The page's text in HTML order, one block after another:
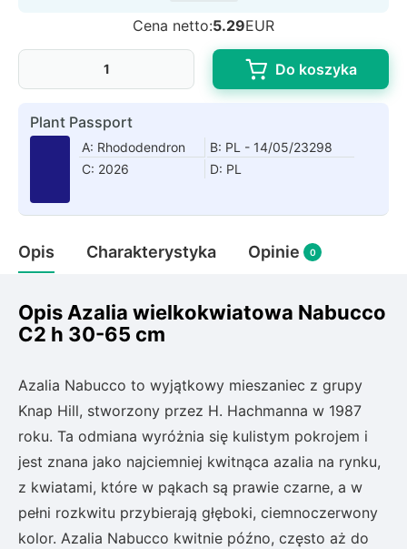
Rudbeckia
Liliowiec
Hakonechoa (trawa bambusowa)
Turzyca (carex)
Różanecznik
Bluszcz
Cena netto:5.29EUR
Do koszyka
Plant Passport
A: Rhododendron
B: PL - 14/05/23298
C: 2026
D: PL
Opis Charakterystyka Opinie 0
Opis Azalia wielkokwiatowa Nabucco
C2 h 30-65 cm
Azalia Nabucco to wyjątkowy mieszaniec z grupy
Knap Hill, stworzony przez H. Hachmanna w 1987
roku. Ta odmiana wyróżnia się kulistym pokrojem i
jest znana jako najciemniej kwitnąca azalia na rynku,
z kwiatami, które w pąkach są prawie czarne, a w
pełni rozkwitu przybierają głęboki, ciemnoczerwony
kolor. Azalia Nabucco kwitnie późno, często aż do